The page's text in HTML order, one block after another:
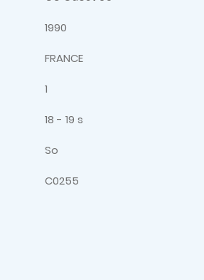
1990
FRANCE
1
18 - 19 s
So
C0255